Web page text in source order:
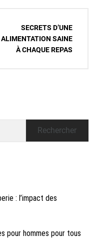
SECRETS D’UNE
ALIMENTATION SAINE
À CHAQUE REPAS
: l’impact des
pour hommes pour tous